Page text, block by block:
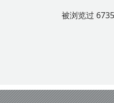
被浏览过